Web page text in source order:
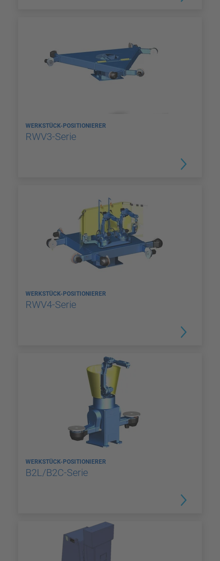
WERKSTÜCK-POSITIONIERER
RWV3-Serie
WERKSTÜCK-POSITIONIERER
RWV4-Serie
WERKSTÜCK-POSITIONIERER
B2L/B2C-Serie